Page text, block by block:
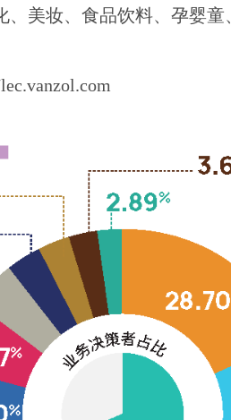
、美妆、食品饮料、孕婴